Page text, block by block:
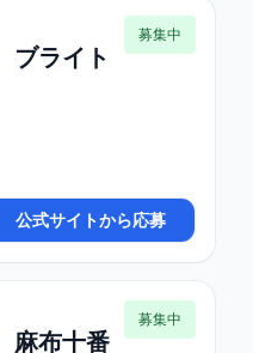
ライト
募集中
公式サイトから応募
麻布十番
募集中